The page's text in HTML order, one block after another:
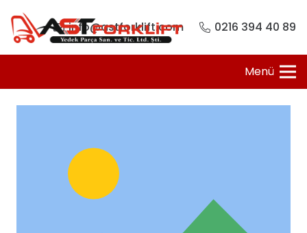
info@astforklift.com 0216 394 40 89
Menü